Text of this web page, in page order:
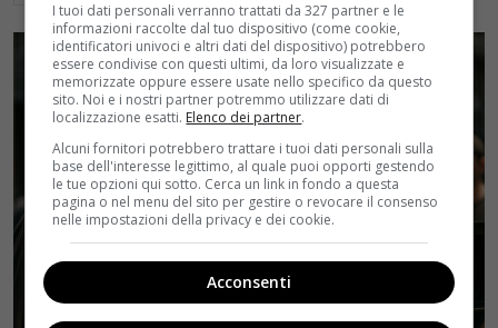
I tuoi dati personali verranno trattati da 327 partner e le
informazioni raccolte dal tuo dispositivo (come cookie,
identificatori univoci e altri dati del dispositivo) potrebbero
essere condivise con questi ultimi, da loro visualizzate e
memorizzate oppure essere usate nello specifico da questo
sito. Noi e i nostri partner potremmo utilizzare dati di
localizzazione esatti. Elenco dei partner.
Alcuni fornitori potrebbero trattare i tuoi dati personali sulla
base dell'interesse legittimo, al quale puoi opporti gestendo
le tue opzioni qui sotto. Cerca un link in fondo a questa
pagina o nel menu del sito per gestire o revocare il consenso
nelle impostazioni della privacy e dei cookie.
Acconsenti